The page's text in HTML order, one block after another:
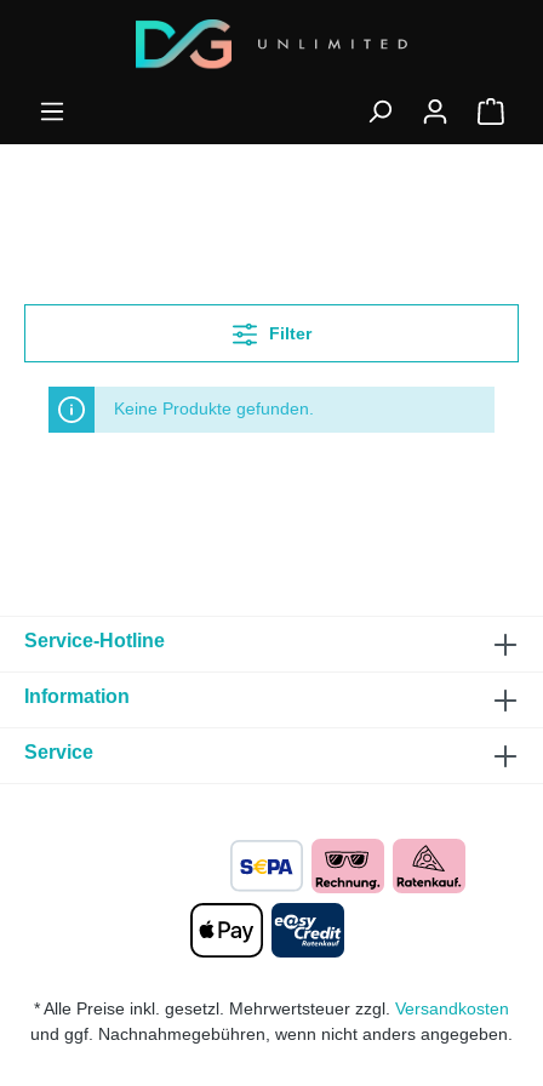
Filter
Keine Produkte gefunden.
Service-Hotline
Information
Service
* Alle Preise inkl. gesetzl. Mehrwertsteuer zzgl. Versandkosten
und ggf. Nachnahmegebühren, wenn nicht anders angegeben.